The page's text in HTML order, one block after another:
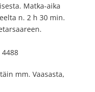
Matka-aika
n. 2 h 30 min.
mm. Vaasasta,